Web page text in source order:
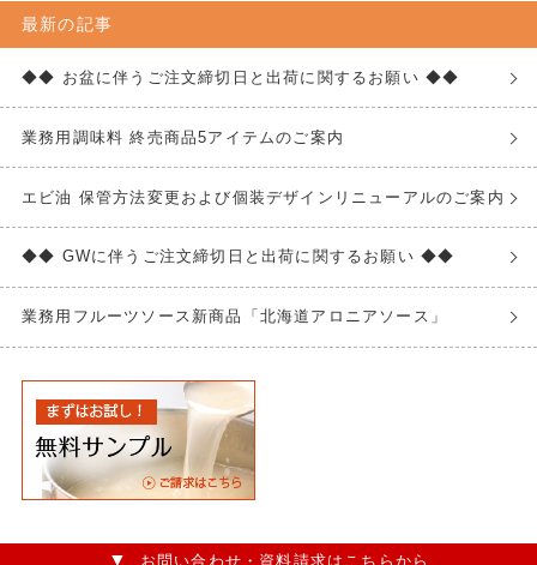
最新の記事
◆◆ お盆に伴うご注文締切日と出荷に関するお願い ◆◆
業務用調味料 終売商品5アイテムのご案内
エビ油 保管方法変更および個装デザインリニューアルのご案内
◆◆ GWに伴うご注文締切日と出荷に関するお願い ◆◆
業務用フルーツソース新商品「北海道アロニアソース」
お問い合わせ・資料請求はこちらから